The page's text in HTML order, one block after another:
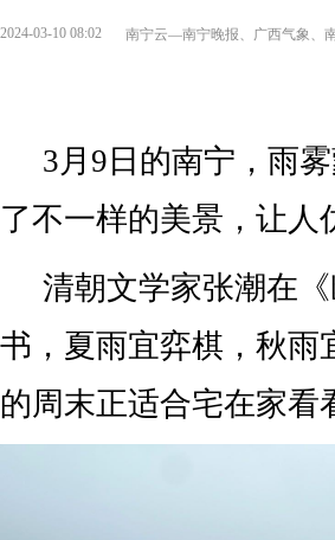
2024-03-10 08:02 南宁云—南宁晚报、广西气象、
3月9日的南宁，雨
了不一样的美景，让人
清朝文学家张潮在
书，夏雨宜弈棋，秋雨
的周末正适合宅在家看